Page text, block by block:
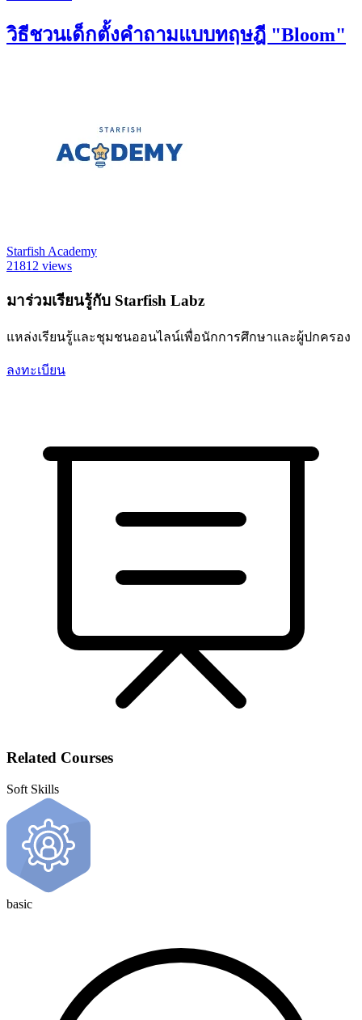
วิธีชวนเด็กตั้งคำถามแบบทฤษฎี "Bloom"
Starfish Academy
21812 views
มาร่วมเรียนรู้กับ Starfish Labz
แหล่งเรียนรู้และชุมชนออนไลน์เพื่อนักการศึกษาและผู้ปกครอง
ลงทะเบียน
Related Courses
Soft Skills
basic